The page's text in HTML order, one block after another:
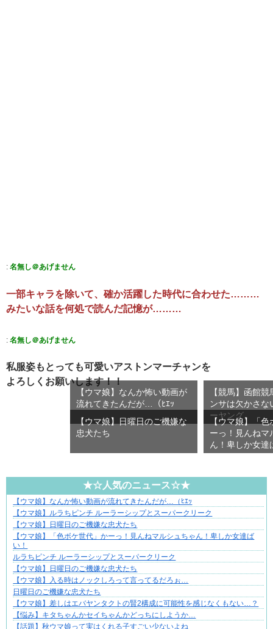
: 名無し＠あげません
一部キャラを除いて、確か活躍した時代に合わせた………
みたいな話を何処で読んだ記憶が………
: 名無し＠あげません
私服姿もとっても可愛いアストンマーチャンを
よろしくお願いします！！
【ウマ娘】なんか怖い動画が
流れてきたんだが…（ﾋｴｯ
【競馬】函館
ンサは欠かさな
ーヤング
【ウマ娘】日曜日のご機嫌な
忠犬たち
【ウマ娘】「
ーっ！見んねマ
ん！卑しか女達
★☆人気のニュース☆★
“変われない私”が動き出す瞬間に出会う
【ウマ娘】なんか怖い動画が流れてきたんだが…（ﾋｴｯ
【ウマ娘】ルラちピンチ ルーラーシップとスーパークリーク
【ウマ娘】日曜日のご機嫌な忠犬たち
【ウマ娘】「色ボケ世代」かーっ！見んねマルシュちゃん！卑しか女達ば
い！
ルラちピンチ ルーラーシップとスーパークリーク
【ウマ娘】日曜日のご機嫌な忠犬たち
【ウマ娘】入る時はノックしろって言ってるだろぉ…
日曜日のご機嫌な忠犬たち
【ウマ娘】差しはエバヤンタクトの賢2構成に可能性を感じなくもない…？
【悩み】キタちゃんかセイちゃんかどっちにしようか…
【話題】秋ウマ娘って実はくれる子すごい少ないよね